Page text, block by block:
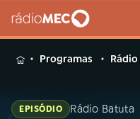
MENUProgramas
EPISÓDIO Rádio Batuta